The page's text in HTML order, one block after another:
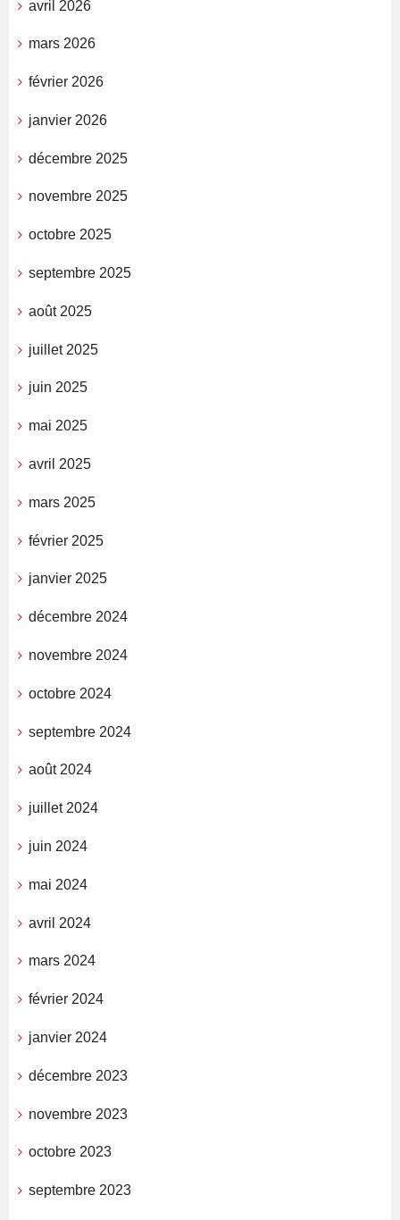
avril 2026
mars 2026
février 2026
janvier 2026
décembre 2025
novembre 2025
octobre 2025
septembre 2025
août 2025
juillet 2025
juin 2025
mai 2025
avril 2025
mars 2025
février 2025
janvier 2025
décembre 2024
novembre 2024
octobre 2024
septembre 2024
août 2024
juillet 2024
juin 2024
mai 2024
avril 2024
mars 2024
février 2024
janvier 2024
décembre 2023
novembre 2023
octobre 2023
septembre 2023